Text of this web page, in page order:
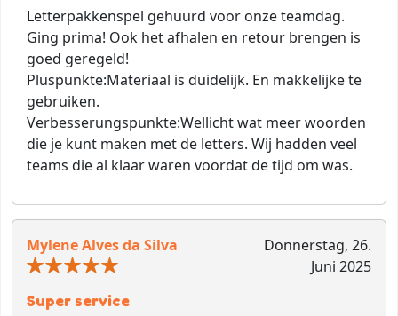
Letterpakkenspel gehuurd voor onze teamdag.
Ging prima! Ook het afhalen en retour brengen is
goed geregeld!
Pluspunkte:Materiaal is duidelijk. En makkelijke te
gebruiken.
Verbesserungspunkte:Wellicht wat meer woorden
die je kunt maken met de letters. Wij hadden veel
teams die al klaar waren voordat de tijd om was.
Mylene Alves da Silva
Donnerstag, 26.
Juni 2025
Super service